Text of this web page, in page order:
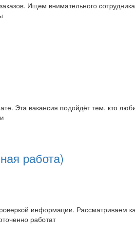
Ищем внимательного
Эта вакансия подойдёт тем, кто
работа)
информации. Рассматриваем
работат